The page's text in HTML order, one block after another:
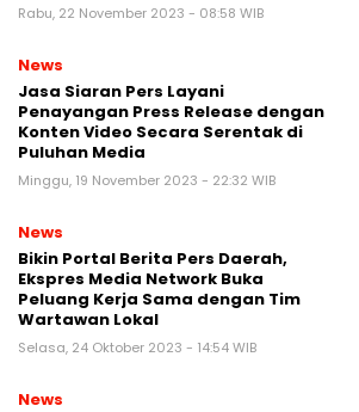
Rabu, 22 November 2023 - 08:58 WIB
News
Jasa Siaran Pers Layani
Penayangan Press Release dengan
Konten Video Secara Serentak di
Puluhan Media
Minggu, 19 November 2023 - 22:32 WIB
News
Bikin Portal Berita Pers Daerah,
Ekspres Media Network Buka
Peluang Kerja Sama dengan Tim
Wartawan Lokal
Selasa, 24 Oktober 2023 - 14:54 WIB
News